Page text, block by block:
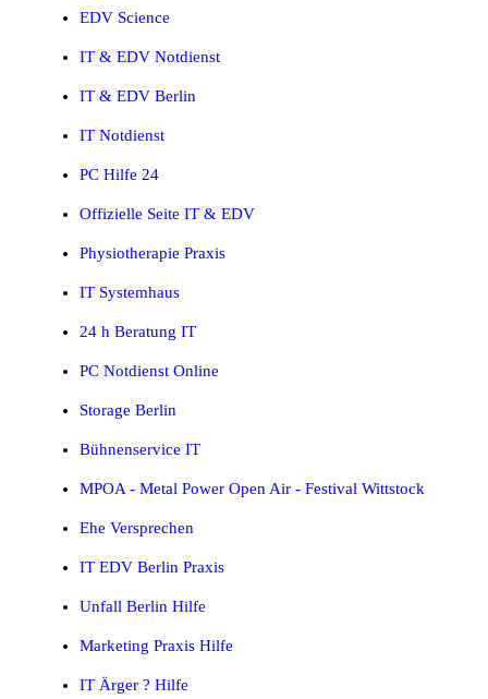
EDV Science
IT & EDV Notdienst
IT & EDV Berlin
IT Notdienst
PC Hilfe 24
Offizielle Seite IT & EDV
Physiotherapie Praxis
IT Systemhaus
24 h Beratung IT
PC Notdienst Online
Storage Berlin
Bühnenservice IT
MPOA - Metal Power Open Air - Festival Wittstock
Ehe Versprechen
IT EDV Berlin Praxis
Unfall Berlin Hilfe
Marketing Praxis Hilfe
IT Ärger ? Hilfe